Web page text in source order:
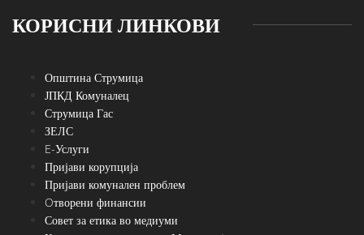
КОРИСНИ ЛИНКОВИ
Општина Струмица
ЈПКД Комуналец
Струмица Гас
ЗЕЛС
E-Услуги
Пријави корупција
Пријави комунален проблем
Oтворени финансии
Совет за етика во медиуми